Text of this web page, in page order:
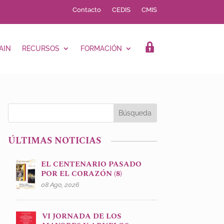
Contacto CEDIS CMIS
RECURSOS FORMACIÓN LOGIN
ÚLTIMAS NOTICIAS
EL CENTENARIO PASADO
POR EL CORAZÓN (8)
08 Ago, 2026
VI JORNADA DE LOS